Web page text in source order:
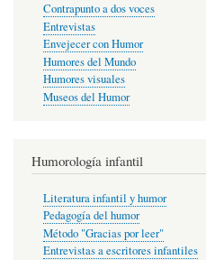
Contrapunto a dos voces
Entrevistas
Envejecer con Humor
Humores del Mundo
Humores visuales
Museos del Humor
Humorología infantil
Literatura infantil y humor
Pedagogía del humor
Método "Gracias por leer"
Entrevistas a escritores infantiles